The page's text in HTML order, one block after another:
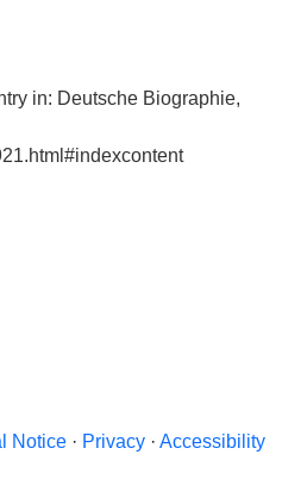
in: Deutsche Biographie,
Notice · Privacy · Accessibility